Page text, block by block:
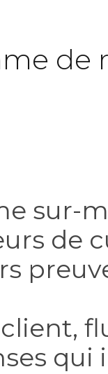
de
sur-
de
client,
qui